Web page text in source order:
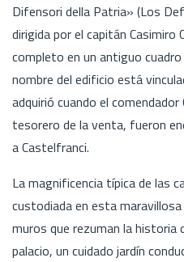
Difensori della Patria» (Los
dirigida por el capitán
completo en un antiguo
nombre del edificio está
adquirió cuando el
tesorero de la venta, fueron
a Castelfranci.
La magnificencia típica de las
custodiada en esta
muros que rezuman la historia
palacio, un cuidado jardín